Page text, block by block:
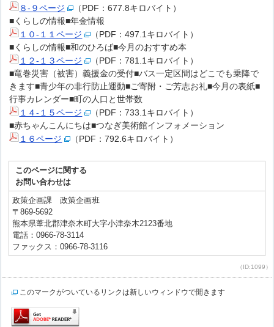
８-９ページ
（PDF：677.8キロバイト）
■くらしの情報■年金情報
１０-１１ページ
（PDF：497.1キロバイト）
■くらしの情報■和のひろば■今月のおすすめ本
１２-１３ページ
（PDF：781.1キロバイト）
■竜巻災害（被害）義援金の受付■バス一定区間はどこでも乗降で
きます■青少年の非行防止運動■ご寄附・ご芳志お礼■今月の表紙■
行事カレンダー■町の人口と世帯数
１４-１５ページ
（PDF：733.1キロバイト）
■赤ちゃんこんにちは■つなぎ美術館インフォメーション
１６ページ
（PDF：792.6キロバイト）
このページに関する
お問い合わせは
政策企画課 政策企画班
〒869-5692
熊本県葦北郡津奈木町大字小津奈木2123番地
電話：0966-78-3114
ファックス：0966-78-3116
（ID:1099）
このマークがついているリンクは新しいウィンドウで開きます